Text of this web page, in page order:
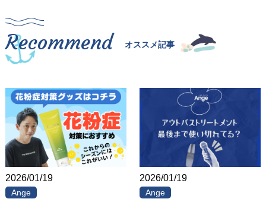
Recommend オススメ記事
2026/01/19
Ange
2026/01/19
Ange